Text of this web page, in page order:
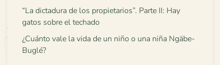
“La dictadura de los propietarios”. Parte II: Hay
gatos sobre el techado
¿Cuánto vale la vida de un niño o una niña Ngäbe-
Buglé?